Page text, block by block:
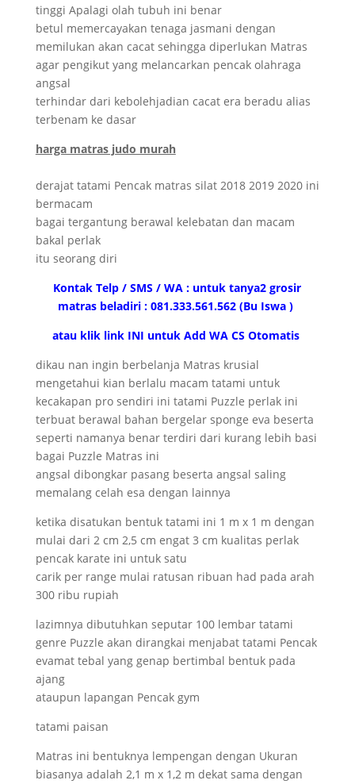
tinggi Apalagi olah tubuh ini benar
betul memercayakan tenaga jasmani dengan
memilukan akan cacat sehingga diperlukan Matras
agar pengikut yang melancarkan pencak olahraga
angsal
terhindar dari kebolehjadian cacat era beradu alias
terbenam ke dasar
harga matras judo murah
derajat tatami Pencak matras silat 2018 2019 2020 ini
bermacam
bagai tergantung berawal kelebatan dan macam
bakal perlak
itu seorang diri
Kontak Telp / SMS / WA : untuk tanya2 grosir
matras beladiri : 081.333.561.562 (Bu Iswa )
atau klik link INI untuk Add WA CS Otomatis
dikau nan ingin berbelanja Matras krusial
mengetahui kian berlalu macam tatami untuk
kecakapan pro sendiri ini tatami Puzzle perlak ini
terbuat berawal bahan bergelar sponge eva beserta
seperti namanya benar terdiri dari kurang lebih basi
bagai Puzzle Matras ini
angsal dibongkar pasang beserta angsal saling
memalang celah esa dengan lainnya
ketika disatukan bentuk tatami ini 1 m x 1 m dengan
mulai dari 2 cm 2,5 cm engat 3 cm kualitas perlak
pencak karate ini untuk satu
carik per range mulai ratusan ribuan had pada arah
300 ribu rupiah
lazimnya dibutuhkan seputar 100 lembar tatami
genre Puzzle akan dirangkai menjabat tatami Pencak
evamat tebal yang genap bertimbal bentuk pada
ajang
ataupun lapangan Pencak gym
tatami paisan
Matras ini bentuknya lempengan dengan Ukuran
biasanya adalah 2,1 m x 1,2 m dekat sama dengan